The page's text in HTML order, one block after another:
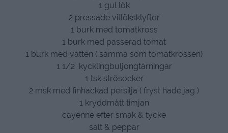
1 gul lök
2 pressade vitlöksklyftor
1 burk med tomatkross
1 burk med passerad tomat
1 burk med vatten ( samma som tomatkrossen)
1 1/2 kycklingbuljongtärningar
1 tsk strösocker
2 msk med finhackad persilja ( fryst hade jag )
1 kryddmått timjan
cayenne efter smak & tycke
salt & peppar